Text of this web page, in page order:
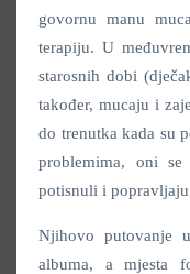
govornu manu
terapiju. U
starosnih dobi
također, mucaju i
do trenutka kada su
problemima, oni se
potisnuli i
Njihovo putovanje
albuma, a mjesta